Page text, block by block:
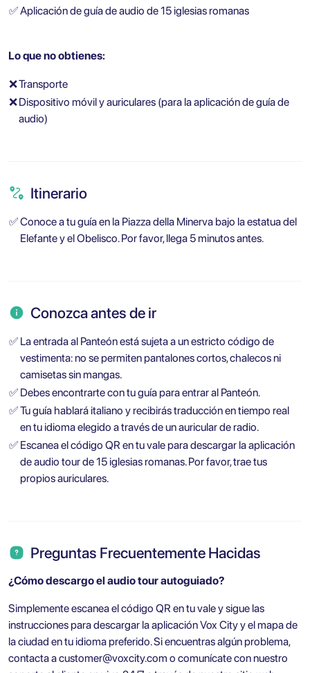
✅Aplicación de guía de audio de 15 iglesias romanas
Lo que no obtienes:
❌Transporte
❌Dispositivo móvil y auriculares (para la aplicación de guía de
audio)
Itinerario
✅Conoce a tu guía en la Piazza della Minerva bajo la estatua del
Elefante y el Obelisco. Por favor, llega 5 minutos antes.
Conozca antes de ir
✅ La entrada al Panteón está sujeta a un estricto código de
vestimenta: no se permiten pantalones cortos, chalecos ni
camisetas sin mangas.
✅ Debes encontrarte con tu guía para entrar al Panteón.
✅Tu guía hablará italiano y recibirás traducción en tiempo real
en tu idioma elegido a través de un auricular de radio.
✅ Escanea el código QR en tu vale para descargar la aplicación
de audio tour de 15 iglesias romanas. Por favor, trae tus
propios auriculares.
Preguntas Frecuentemente Hacidas
¿Cómo descargo el audio tour autoguiado?
Simplemente escanea el código QR en tu vale y sigue las
instrucciones para descargar la aplicación Vox City y el mapa de
la ciudad en tu idioma preferido. Si encuentras algún problema,
contacta acustomer@voxcity.com o comunícate con nuestro